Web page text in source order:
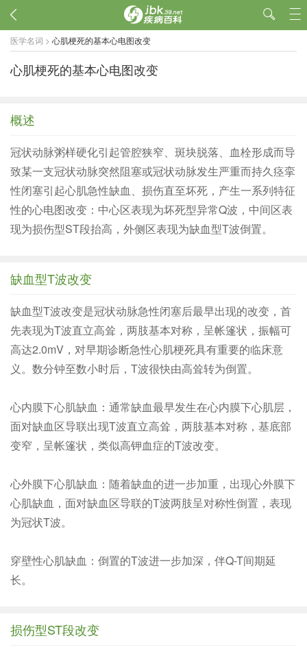
医学名词 > 心肌梗死的基本心电图改变
心肌梗死的基本心电图改变
概述
冠状动脉粥样硬化引起管腔狭窄、斑块脱落、血栓形成而导
致某一支冠状动脉突然阻塞或冠状动脉发生严重而持久痉挛
性闭塞引起心肌急性缺血、损伤直至坏死，产生一系列特征
性的心电图改变：中心区表现为坏死型异常Q波，中间区表
现为损伤型ST段抬高，外侧区表现为缺血型T波倒置。
缺血型T波改变
缺血型T波改变是冠状动脉急性闭塞后最早出现的改变，首
先表现为T波直立高耸，两肢基本对称，呈帐篷状，振幅可
高达2.0mV，对早期诊断急性心肌梗死具有重要的临床意
义。数分钟至数小时后，T波很快由高耸转为倒置。
心内膜下心肌缺血：通常缺血最早发生在心内膜下心肌层，
面对缺血区导联出现T波直立高耸，两肢基本对称，基底部
变窄，呈帐篷状，类似高钾血症的T波改变。
心外膜下心肌缺血：随着缺血的进一步加重，出现心外膜下
心肌缺血，面对缺血区导联的T波两肢呈对称性倒置，表现
为冠状T波。
穿壁性心肌缺血：倒置的T波进一步加深，伴Q-T间期延
长。
损伤型ST段改变